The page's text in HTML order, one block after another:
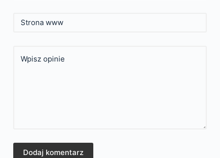
Strona www
Wpisz opinie
Dodaj komentarz